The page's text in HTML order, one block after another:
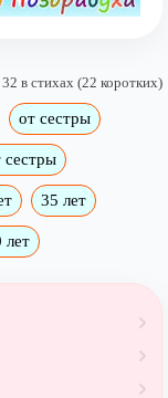
в стихах (22 коротких)
от сестры
сестры
35 лет
лет